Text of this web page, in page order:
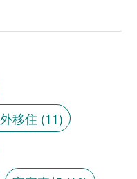
移住 (11)